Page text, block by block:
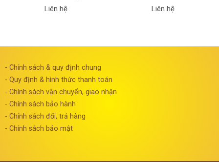
Liên hệ
Liên hệ
- Chính sách & quy định chung
- Quy định & hình thức thanh toán
- Chính sách vận chuyển, giao nhận
- Chính sách bảo hành
- Chính sách đổi, trả hàng
- Chính sách bảo mật